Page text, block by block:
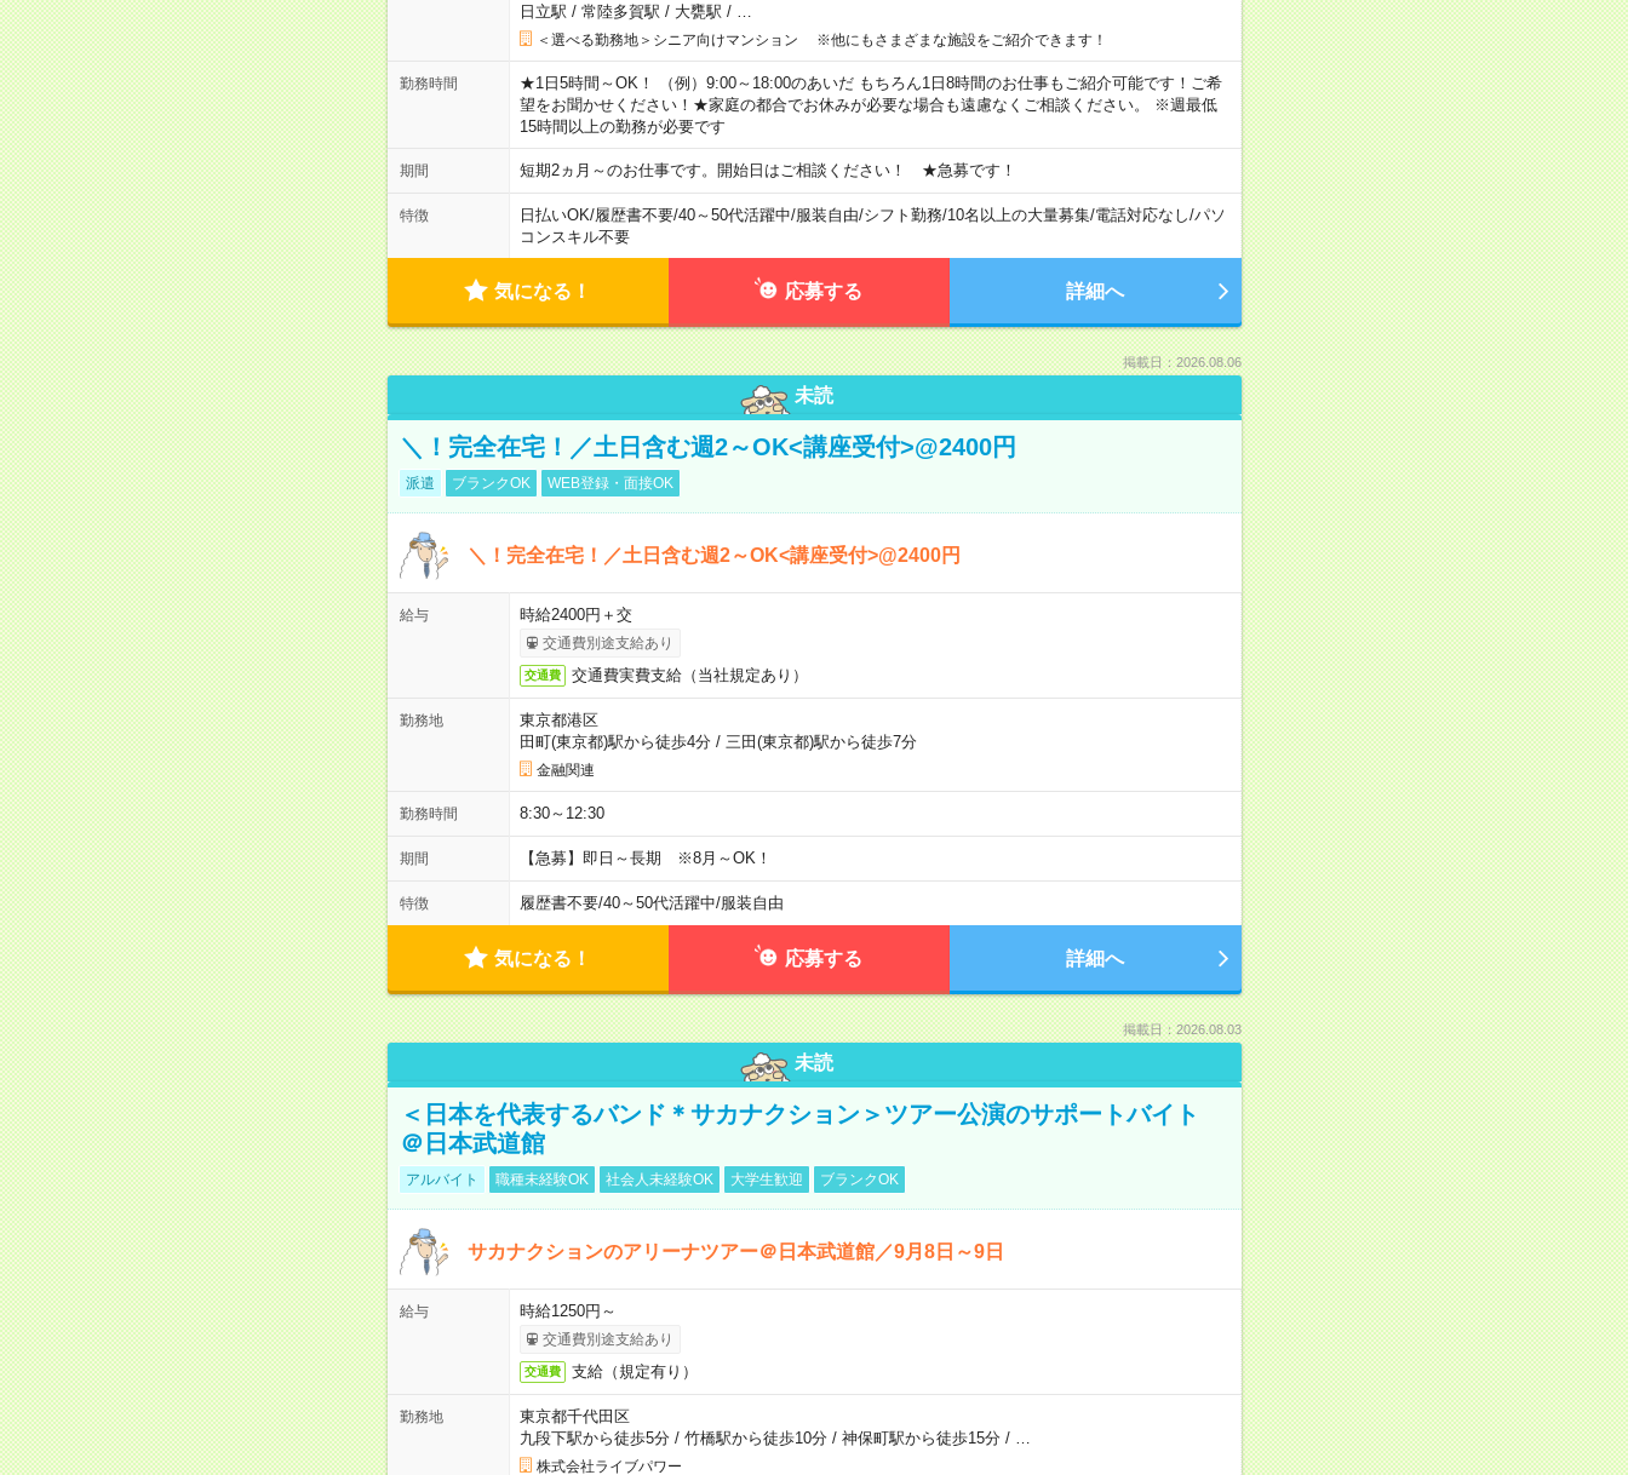
日立駅 / 常陸多賀駅 / 大甕駅 /
＜選べる勤務地＞シニア向けマンション ※他にもさまざまな施設をご紹介できます！
勤務時間
★1日5時間～OK！ （例）9:00～18:00のあいだ もちろん1日8時間のお仕事もご紹介可能です！ご希
望をお聞かせください！★家庭の都合でお休みが必要な場合も遠慮なくご相談ください。 ※週最低
15時間以上の勤務が必要です
期間 短期2ヵ月～のお仕事です。開始日はご相談ください！ ★急募です！
特徴 日払いOK/履歴書不要/40～50代活躍中/服装自由/シフト勤務/10名以上の大量募集/電話対応なし/パソ
コンスキル不要
気になる！ 応募する 詳細へ
掲載日：2026.08.06
未読
＼！完全在宅！／土日含む週2～OK<講座受付>@2400円
派遣 ブランクOK WEB登録・面接OK
＼！完全在宅！／土日含む週2～OK<講座受付>@2400円
給与 時給2400円＋交
交通費別途支給あり
交通費 交通費実費支給（当社規定あり）
勤務地
東京都港区
田町(東京都)駅から徒歩4分/ 三田(東京都)駅から徒歩7分
金融関連
勤務時間 8:30～12:30
期間 【急募】即日～長期 ※8月～OK！
特徴 履歴書不要/40～50代活躍中/服装自由
気になる！ 応募する 詳細へ
掲載日：2026.08.03
未読
＜日本を代表するバンド＊サカナクション＞ツアー公演のサポートバイト
＠日本武道館
アルバイト 職種未経験OK 社会人未経験OK 大学生歓迎 ブランクOK
サカナクションのアリーナツアー＠日本武道館／9月8日～9日
給与 時給1250円～
交通費別途支給あり
交通費 支給（規定有り）
勤務地
東京都千代田区
九段下駅から徒歩5分/ 竹橋駅から徒歩10分/ 神保町駅から徒歩15分/
株式会社ライブパワー